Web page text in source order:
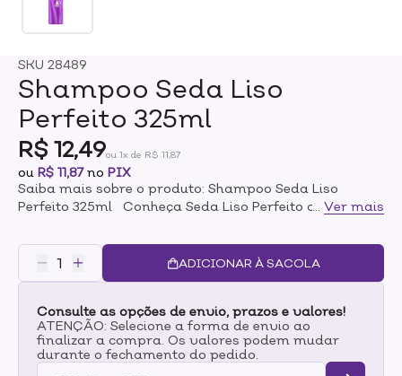
SKU 28489
Shampoo Seda Liso
Perfeito 325ml
R$ 12,49ou 1x de R$ 11,87
ou R$ 11,87no PIX
Saiba mais sobre o produto: Shampoo Seda Liso
Perfeito 325ml Conheça Seda Liso Perfeito com
vitamina, óleo e proteína, desenvolvido para as
necessidades do seu cabelo. - Traz vida e movimento
aos cabelos lisos.- Usa uma fórmula exclusiva que
alinhamento de cada fio- Shampoo Seda Liso Perfeito
pode ser usado diariamente O Shampoo seda liso
perfeito deixa os fios cheios de vida, vibrantes,
gostosos de tocar e com balanço super natural. Modo
Ver mais
ADICIONAR À SACOLA
Consulte as opções de envio, prazos e valores!
ATENÇÃO: Selecione a forma de envio ao
finalizar a compra. Os valores podem mudar
durante o fechamento do pedido.